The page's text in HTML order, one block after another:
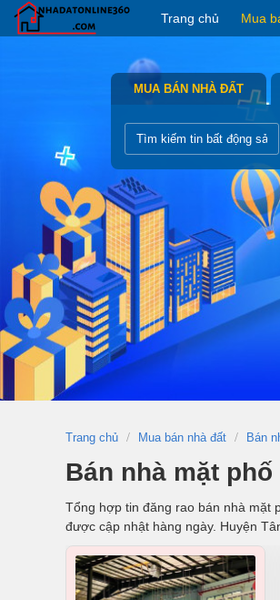
Trang chủ Mua
MUA BÁN NHÀ ĐẤT
Trang chủ Mua bán nhà đất Bán
Bán nhà mặt phố
Tổng hợp tin đăng rao bán nhà mặt
được cập nhật hàng ngày. Huyện